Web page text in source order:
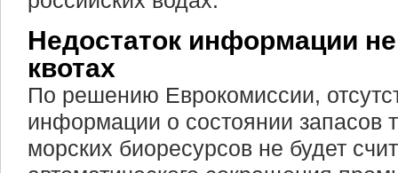
Недостаток информации
квотах
По решению Еврокомиссии,
информации о состоянии запасов
морских биоресурсов не будет